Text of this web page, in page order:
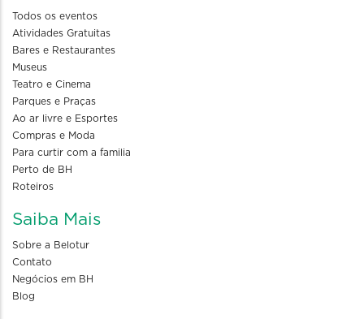
Todos os eventos
Atividades Gratuitas
Bares e Restaurantes
Museus
Teatro e Cinema
Parques e Praças
Ao ar livre e Esportes
Compras e Moda
Para curtir com a familia
Perto de BH
Roteiros
Saiba Mais
Sobre a Belotur
Contato
Negócios em BH
Blog